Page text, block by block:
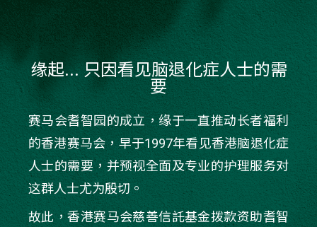
缘起... 只因看见脑退化症人士的需
要
赛马会耆智园的成立，缘于一直推动长者福利
的香港赛马会，早于1997年看见香港脑退化症
人士的需要，并预视全面及专业的护理服务对
这群人士尤为殷切。
故此，香港赛马会慈善信託基金拨款资助耆智